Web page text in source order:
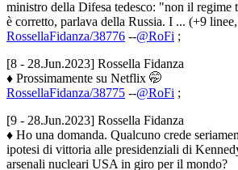
ministro della Difesa tedesco: "non il regime
è corretto, parlava della Russia. I ... (+9
RossellaFidanza/38776 --@RoFi ;
[8 - 28.Jun.2023] Rossella Fidanza
♦ Prossimamente su Netflix 🤭
RossellaFidanza/38775 --@RoFi ;
[9 - 28.Jun.2023] Rossella Fidanza
♦ Ho una domanda. Qualcuno crede
ipotesi di vittoria alle presidenziali di
arsenali nucleari USA in giro per il mondo?